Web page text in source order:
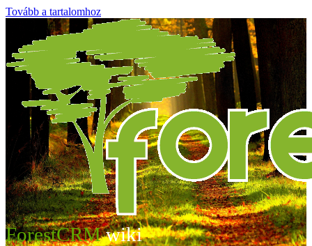
Tovább a tartalomhoz
ForestCRM